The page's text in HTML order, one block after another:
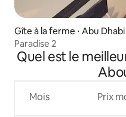
Gîte à la ferme ⋅ Abu Dhabi
Paradise 2
Quel est le
Mois Prix